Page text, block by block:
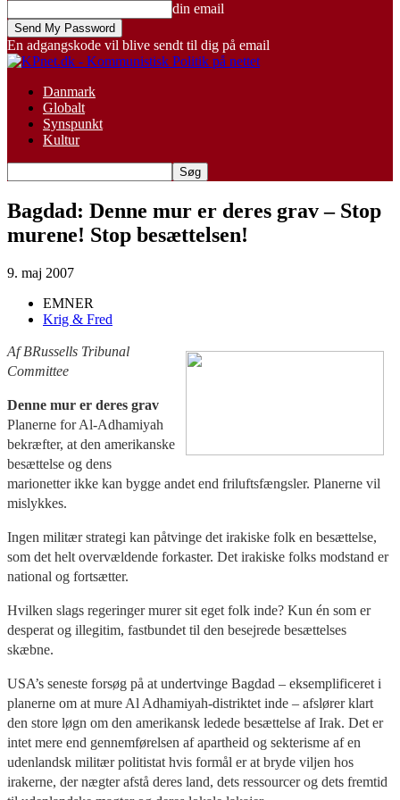
din email
En adgangskode vil blive sendt til dig på email
Danmark
Globalt
Synspunkt
Kultur
Bagdad: Denne mur er deres grav – Stop
murene! Stop besættelsen!
9. maj 2007
EMNER
Krig & Fred
Af BRussells Tribunal
Committee
Denne mur er deres grav
Planerne for Al-Adhamiyah
bekræfter, at den amerikanske
besættelse og dens
marionetter ikke kan bygge andet end friluftsfængsler. Planerne vil
mislykkes.
Ingen militær strategi kan påtvinge det irakiske folk en besættelse,
som det helt overvældende forkaster. Det irakiske folks modstand er
national og fortsætter.
Hvilken slags regeringer murer sit eget folk inde? Kun én som er
desperat og illegitim, fastbundet til den besejrede besættelses
skæbne.
USA’s seneste forsøg på at undertvinge Bagdad – eksemplificeret i
planerne om at mure Al Adhamiyah-distriktet inde – afslører klart
den store løgn om den amerikansk ledede besættelse af Irak. Det er
intet mere end gennemførelsen af apartheid og sekterisme af en
udenlandsk militær politistat hvis formål er at bryde viljen hos
irakerne, der nægter afstå deres land, dets ressourcer og dets fremtid